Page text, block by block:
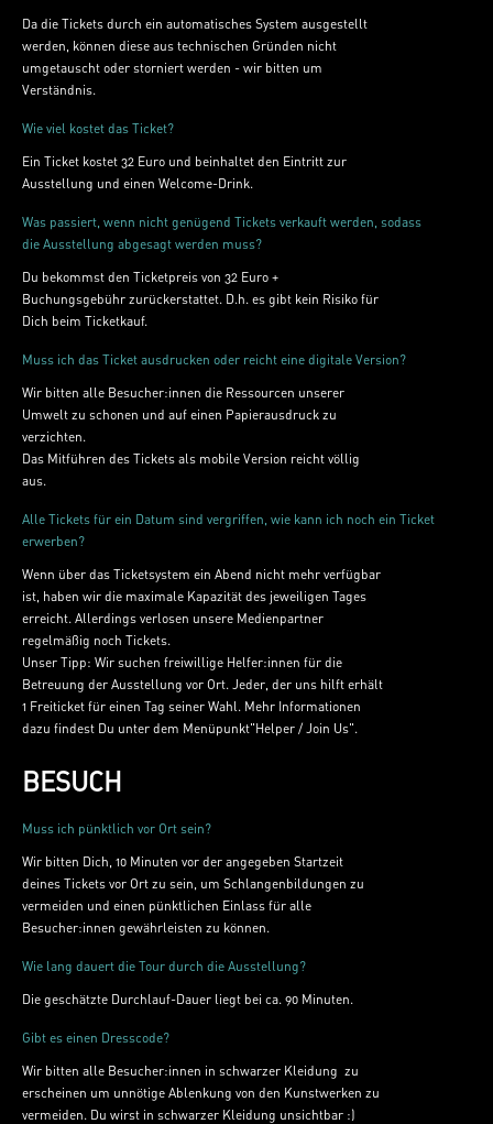
Da die Tickets durch ein automatisches System ausgestellt
werden, können diese aus technischen Gründen nicht
umgetauscht oder storniert werden - wir bitten um
Verständnis.
Wie viel kostet das Ticket?​
Ein Ticket kostet 32 Euro und beinhaltet den Eintritt zur
Ausstellung und einen Welcome-Drink.
Was passiert, wenn nicht genügend Tickets verkauft werden, sodass
die Ausstellung abgesagt werden muss?
Du bekommst den Ticketpreis von 32 Euro +
Buchungsgebühr zurückerstattet. D.h. es gibt kein Risiko für
Dich beim Ticketkauf.
Muss ich das Ticket ausdrucken oder reicht eine digitale Version?
Wir bitten alle Besucher:innen die Ressourcen unserer
Umwelt zu schonen und auf einen Papierausdruck zu
verzichten.
Das Mitführen des Tickets als mobile Version reicht völlig
aus.
Alle Tickets für ein Datum sind vergriffen, wie kann ich noch ein Ticket
erwerben?
Wenn über das Ticketsystem ein Abend nicht mehr verfügbar
ist, haben wir die maximale Kapazität des jeweiligen Tages
erreicht. Allerdings verlosen unsere Medienpartner
regelmäßig noch Tickets.
Unser Tipp: Wir suchen freiwillige Helfer:innen für die
Betreuung der Ausstellung vor Ort. Jeder, der uns hilft erhält
1 Freiticket für einen Tag seiner Wahl. Mehr Informationen
dazu findest Du unter dem Menüpunkt"Helper / Join Us".
BESUCH
Muss ich pünktlich vor Ort sein?
Wir bitten Dich, 10 Minuten vor der angegeben Startzeit
deines Tickets vor Ort zu sein, um Schlangenbildungen zu
vermeiden und einen pünktlichen Einlass für alle
Besucher:innen gewährleisten zu können.
Wie lang dauert die Tour durch die Ausstellung?
Die geschätzte Durchlauf-Dauer liegt bei ca. 90 Minuten.
Gibt es einen Dresscode?
Wir bitten alle Besucher:innen in schwarzer Kleidung zu
erscheinen um unnötige Ablenkung von den Kunstwerken zu
vermeiden. Du wirst in schwarzer Kleidung unsichtbar :)